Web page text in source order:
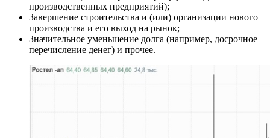
производственных предприятий);
Завершение строительства и (или) организации нового
производства и его выход на рынок;
Значительное уменьшение долга (например, досрочное
перечисление денег) и прочее.